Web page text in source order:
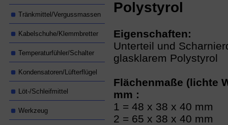
Tränkmittel/Vergussmassen
Kabelschuhe/Klemmbretter
Temperaturfühler/Schalter
Kondensatoren/Lüfterflügel
Löt-/Schleifmittel
Werkzeug
Polystyrol
Eigenschaften:
Unterteil und
glasklarem Polystyrol
Flächenmaße (lichte
mm :
1 = 48 x 38 x 40 mm
2 = 65 x 38 x 40 mm